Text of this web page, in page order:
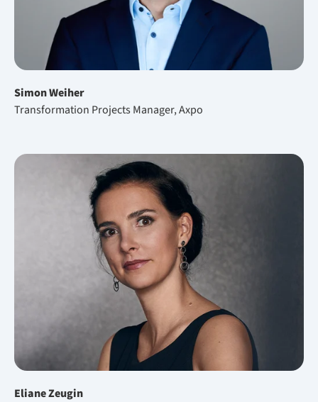
Simon Weiher
Transformation Projects Manager, Axpo
Eliane Zeugin